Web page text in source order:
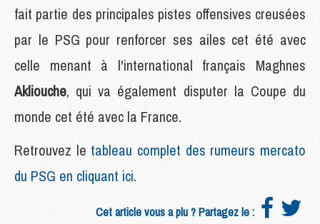
fait partie des principales pistes offensives creusées
par le PSG pour renforcer ses ailes cet été avec
celle menant à l'international français Maghnes
Akliouche, qui va également disputer la Coupe du
monde cet été avec la France.
Retrouvez le tableau complet des rumeurs mercato
du PSG en cliquant ici.
Cet article vous a plu ? Partagez le :